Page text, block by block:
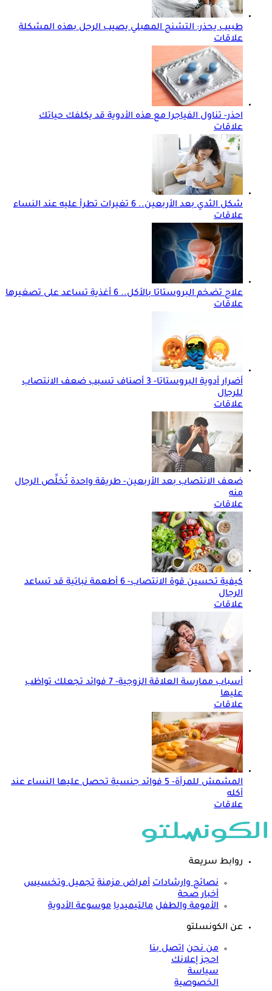
طبيب يحذر: التشنج المهبلي يصيب الرجل بهذه المشكلة
علاقات
احذر- تناول الفياجرا مع هذه الأدوية قد يكلفك حياتك
علاقات
شكل الثدي بعد الأربعين.. 6 تغيرات تطرأ عليه عند النساء
علاقات
علاج تضخم البروستاتا بالأكل.. 6 أغذية تساعد على تصغيرها
علاقات
أضرار أدوية البروستاتا- 3 أصناف تسبب ضعف الانتصاب
للرجال
علاقات
ضعف الانتصاب بعد الأربعين- طريقة واحدة تُخلِّص الرجال
منه
علاقات
كيفية تحسين قوة الانتصاب- 6 أطعمة نباتية قد تساعد
الرجال
علاقات
أسباب ممارسة العلاقة الزوجية- 7 فوائد تجعلك تواظب
عليها
علاقات
المشمش للمرأة- 5 فوائد جنسية تحصل عليها النساء عند
أكله
علاقات
روابط سريعة
نصائح وارشادات أمراض مزمنة تجميل وتخسيس
أخبار صحة
الأمومة والطفل مالتيميديا موسوعة الأدوية
عن الكونسلتو
من نحن اتصل بنا
احجز إعلانك
سياسة
الخصوصية